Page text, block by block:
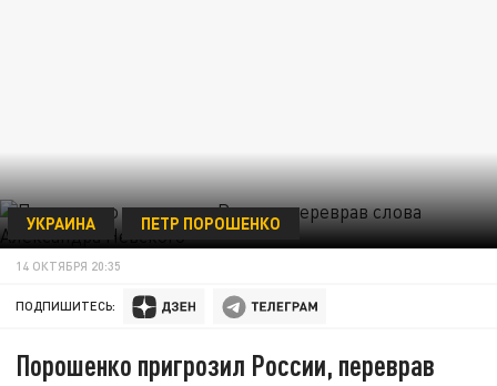
УКРАИНА ПЕТР ПОРОШЕНКО
14 ОКТЯБРЯ 20:35
ПОДПИШИТЕСЬ:
Порошенко пригрозил России, переврав